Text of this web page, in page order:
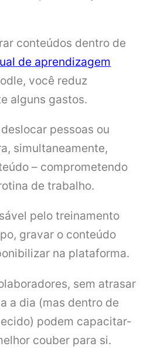
conteúdos dentro de
de aprendizagem
você reduz
alguns gastos.
pessoas ou
simultaneamente,
– comprometendo
de trabalho.
pelo treinamento
gravar o conteúdo
na plataforma.
sem atrasar
a dia (mas dentro de
podem capacitar-
couber para si.